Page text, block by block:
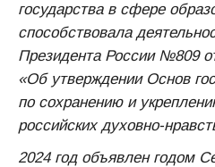
государства в сфере
способствовала
Президента России №809
«Об утверждении Основ
по сохранению и
российских духовно-
2024 год объявлен годом